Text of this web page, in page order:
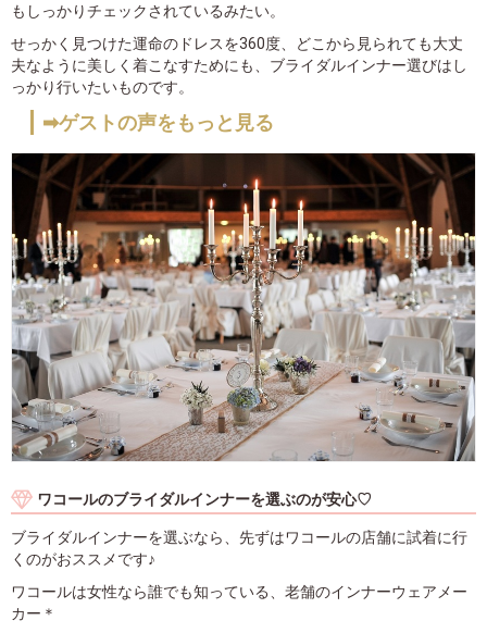
もしっかりチェックされているみたい。
せっかく見つけた運命のドレスを360度、どこから見られても大丈
夫なように美しく着こなすためにも、ブライダルインナー選びはし
っかり行いたいものです。
➡ゲストの声をもっと見る
ワコールのブライダルインナーを選ぶのが安心♡
ブライダルインナーを選ぶなら、先ずはワコールの店舗に試着に行
くのがおススメです♪
ワコールは女性なら誰でも知っている、老舗のインナーウェアメー
カー＊